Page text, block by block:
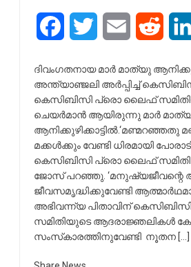
FacebookTwitter Email Reddit
ദിവംഗതനായ മാര്‍ മാത്യു
അന്ത്യാഞ്ജലി അര്‍പ്പിച്ച്
കെസിബിസി പ്രൊ ലൈഫ്
ചെയര്‍മാന്‍ ആയിരുന്നു മാര്‍
ആനിക്കുഴിക്കാട്ടില്‍.‘മണ്മറഞ്ഞതു
മക്കള്‍ക്കും വേണ്ടി ധിരമായി
കെസിബിസി പ്രൊ ലൈഫ്
ജോസ് പറഞ്ഞു. ‘മനുഷ്യജീവന്റെ
ജീവസമൃദ്ധിക്കുവേണ്ടി
അഭിവന്ന്യ പിതാവിന്
സമിതിയുടെ ആദരാജ്ഞലികള്‍
സംസ്‌കാരത്തിനുവേണ്ടി നൂതന […]